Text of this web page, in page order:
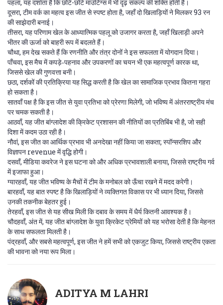
पहला, यह दर्शाता है कि छोटे-छोटे माउंटिंग्स में भी दृढ़ संकल्प की शक्ति होती है।
दूसरा, टीम वर्क का महत्व इस जीत से स्पष्ट होता है, जहाँ दो खिलाड़ियों ने मिलकर 93 रन
की साझेदारी बनाई।
तीसरा, यह परिणाम खेल के आध्यात्मिक पहलू को उजागर करता है, जहाँ खिलाड़ी अपने
भीतर की ऊर्जा को बाहरी रूप में बदलते हैं।
चौथा, हम देख सकते हैं कि रणनीति और तंत्र दोनों ने इस सफलता में योगदान दिया।
पाँचवा, इस मैच में कपड़े‑पहनाव और उपकरणों का चयन भी एक महत्वपूर्ण कारक था,
जिससे खेल की गुणवत्ता बनी।
छठा, दर्शकों की प्रतिक्रिया यह सिद्ध करती है कि खेल का सामाजिक प्रभाव कितना गहरा
हो सकता है।
सातवाँ पक्ष है कि इस जीत से युवा प्रतिभा को प्रेरणा मिलेगी, जो भविष्य में अंतरराष्ट्रीय मंच
पर चमक सकती है।
आठवाँ, यह जीत बांग्लादेश की क्रिकेट प्रशासन की नीतियों का प्रतिबिंब भी है, जो सही
दिशा में कदम उठा रही है।
नौवां, इस जीत का आर्थिक प्रभाव भी अनदेखा नहीं किया जा सकता; स्पॉन्सरशिप और
विज्ञापन revenue में वृद्धि होगी।
दसवाँ, मीडिया कवरेज ने इस घटना को और अधिक प्रभावशाली बनाया, जिससे राष्ट्रीय गर्व
में इजाफा हुआ।
ग्यारहवाँ, यह जीत भविष्य के मैचों में टीम के मनोबल को ऊँचा रखने में मदद करेगी।
बारहवाँ, यह बात स्पष्ट है कि खिलाड़ियों ने व्यक्तिगत विकास पर भी ध्यान दिया, जिससे
उनकी तकनीक बेहतर हुई।
तेरहवाँ, इस जीत से यह सीख मिली कि दबाव के समय में धैर्य कितनी आवश्यक है।
चौदहवाँ, अंत में, यह जीत बांग्लादेश के युवा क्रिकेट प्रेमियों को यह भरोसा देती है कि मेहनत
के साथ सफलता मिलती है।
पंद्रहवाँ, और सबसे महत्वपूर्ण, इस जीत ने हमें सभी को एकजुट किया, जिससे राष्ट्रीय एकता
की भावना को नया रूप मिला।
ADITYA M LAHRI